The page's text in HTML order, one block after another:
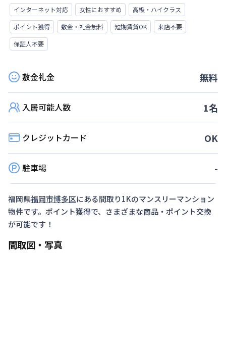
インターネット対応 女性におすすめ
高級・ハイクラス
ポイント獲得
敷金・礼金無料 短期賃貸OK
来店不要
保証人不要
敷金礼金 無料
入居可能人数 1名
クレジットカード OK
駐車場 -
福岡県福岡市博多区にある間取り1Kのマンスリーマンション
物件です。ポイント獲得で、さまざまな商品・ポイント交換
が可能です！
間取図・写真